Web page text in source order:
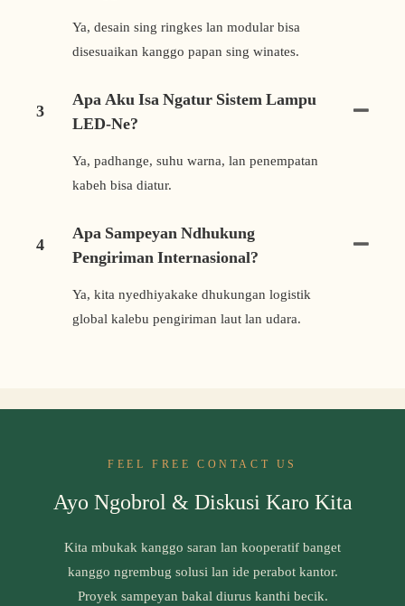
Ya, desain sing ringkes lan modular bisa
disesuaikan kanggo papan sing winates.
3
Apa Aku Isa Ngatur Sistem Lampu
LED-Ne?
Ya, padhange, suhu warna, lan penempatan
kabeh bisa diatur.
4
Apa Sampeyan Ndhukung
Pengiriman Internasional?
Ya, kita nyedhiyakake dhukungan logistik
global kalebu pengiriman laut lan udara.
FEEL FREE CONTACT US
Ayo Ngobrol & Diskusi Karo Kita
Kita mbukak kanggo saran lan kooperatif banget
kanggo ngrembug solusi lan ide perabot kantor.
Proyek sampeyan bakal diurus kanthi becik.